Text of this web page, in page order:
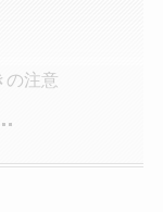
の注意